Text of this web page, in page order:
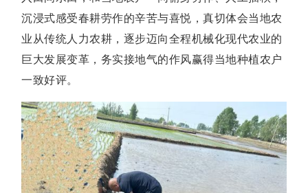
沉浸式感受春耕劳作的辛苦与喜悦，真切体会当地农
业从传统人力农耕，逐步迈向全程机械化现代农业的
巨大发展变革，务实接地气的作风赢得当地种植农户
一致好评。